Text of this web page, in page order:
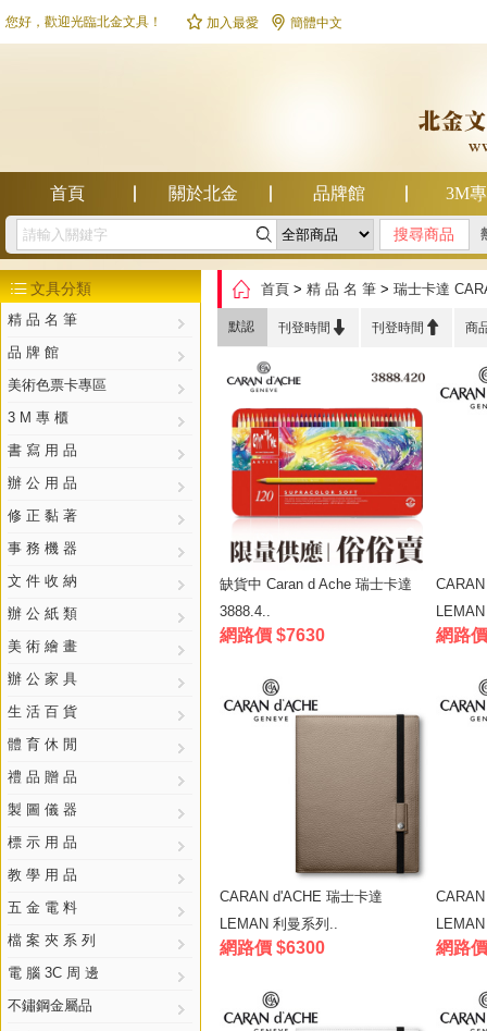
您好，歡迎光臨北金文具！  加入最愛  簡體中文
首頁 關於北金 品牌館 3M
幫助中心 
文具分類
精 品 名 筆
品 牌 館
美術色票卡專區
3 M 專 櫃
書 寫 用 品
辦 公 用 品
修 正 黏 著
事 務 機 器
文 件 收 納
辦 公 紙 類
美 術 繪 畫
辦 公 家 具
生 活 百 貨
體 育 休 閒
禮 品 贈 品
製 圖 儀 器
標 示 用 品
教 學 用 品
五 金 電 料
檔 案 夾 系 列
電 腦 3C 周 邊
不鏽鋼金屬品
 首頁 > 精 品 名 筆 > 瑞士卡達
默認 刊登時間  刊登時間  商
缺貨中 Caran d Ache 瑞士卡達
3888.4..
網路價 $7630 網路
CARAN d'ACHE 瑞士卡達
LEMAN 利曼系列..
網路價 $6300 網路